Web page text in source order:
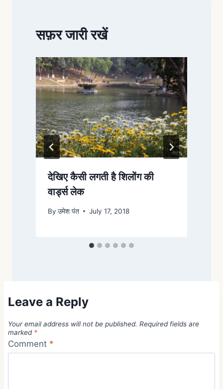
सफ़र जारी रखें
देखिए कैसी लगती है शिलोंग की
वार्ड्स लेक
By उमेश पंत July 17, 2018
Leave a Reply
Your email address will not be published. Required fields are
marked *
Comment *